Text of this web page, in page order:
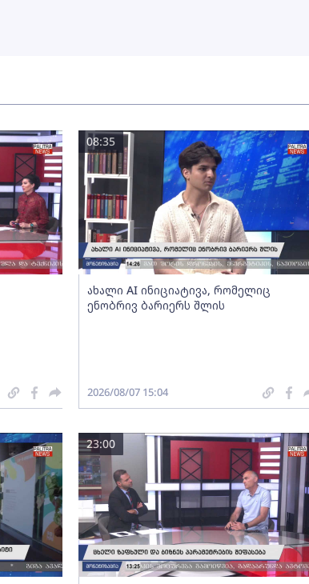
ახალი AI ინიციატივა, რომელიც
ენობრივ ბარიერს შლის
08:35
2026/08/07 15:04
23:00